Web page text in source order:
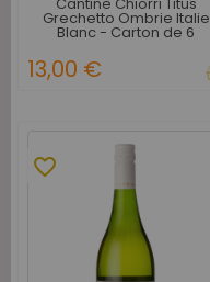
Grechetto Ombrie Italie
Blanc - Carton de 6
13,00 €
favorite_border